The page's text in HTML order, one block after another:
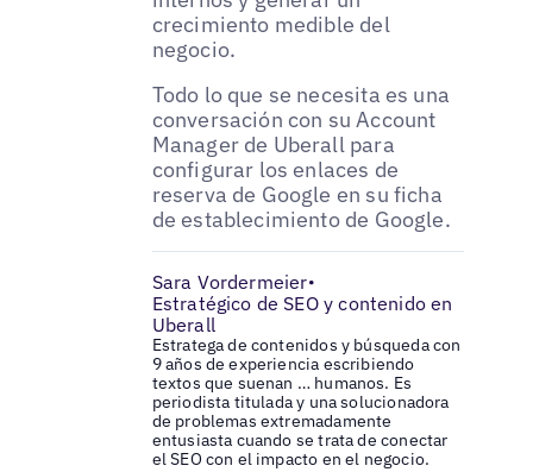
crecimiento medible del
negocio.
Todo lo que se necesita es una
conversación con su Account
Manager de Uberall para
configurar los enlaces de
reserva de Google en su ficha
de establecimiento de Google.
Sara Vordermeier•
Estratégico de SEO y contenido en
Uberall
Estratega de contenidos y búsqueda con
9 años de experiencia escribiendo
textos que suenan … humanos. Es
periodista titulada y una solucionadora
de problemas extremadamente
entusiasta cuando se trata de conectar
el SEO con el impacto en el negocio.